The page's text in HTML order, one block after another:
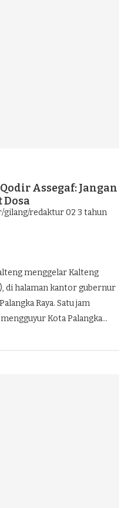
Assegaf: Jangan
redaktur 02 3 tahun
menggelar Kalteng
di halaman kantor gubernur
Raya. Satu jam
Kota Palangka…